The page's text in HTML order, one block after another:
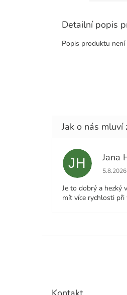
Detailní popis
Popis produktu
JH Jana
5.8.2026
Je to dobrý a hezký
mít více rychlosti při